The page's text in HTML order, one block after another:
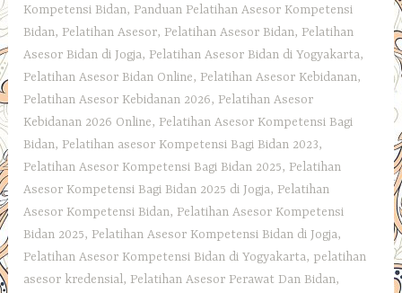
Kompetensi Bidan, Panduan Pelatihan Asesor Kompetensi
Bidan, Pelatihan Asesor, Pelatihan Asesor Bidan, Pelatihan
Asesor Bidan di Jogja, Pelatihan Asesor Bidan di Yogyakarta,
Pelatihan Asesor Bidan Online, Pelatihan Asesor Kebidanan,
Pelatihan Asesor Kebidanan 2026, Pelatihan Asesor
Kebidanan 2026 Online, Pelatihan Asesor Kompetensi Bagi
Bidan, Pelatihan asesor Kompetensi Bagi Bidan 2023,
Pelatihan Asesor Kompetensi Bagi Bidan 2025, Pelatihan
Asesor Kompetensi Bagi Bidan 2025 di Jogja, Pelatihan
Asesor Kompetensi Bidan, Pelatihan Asesor Kompetensi
Bidan 2025, Pelatihan Asesor Kompetensi Bidan di Jogja,
Pelatihan Asesor Kompetensi Bidan di Yogyakarta, pelatihan
asesor kredensial, Pelatihan Asesor Perawat Dan Bidan,